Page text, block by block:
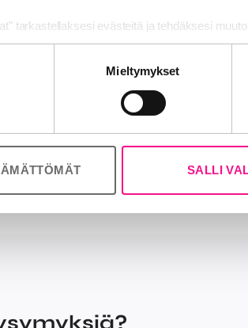
tarkastellaksesi evästeitä ja tehdäksesi
median, mainosalan ja analytiikka-alan
Mieltymykset
SALLI
niillä paikkakunnilla, joilla
antaa omat